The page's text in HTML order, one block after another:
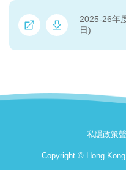
2025-26年
日)
私隱政策
Copyright © Hong